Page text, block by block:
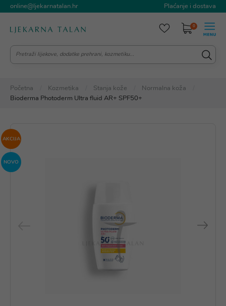
online@ljekarnatalan.hr Plaćanje i dostava
0
Početna Kozmetika Stanja kože
Normalna koža
Bioderma Photoderm Ultra fluid AR+ SPF50+
AKCIJA
NOVO